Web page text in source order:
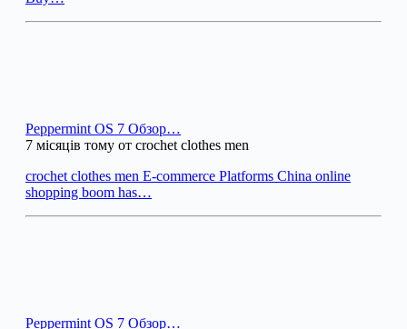
Peppermint OS 7 Обзор…
7 місяців тому от crochet clothes men
crochet clothes men E-commerce Platforms China online
shopping boom has…
Peppermint OS 7 Обзор…